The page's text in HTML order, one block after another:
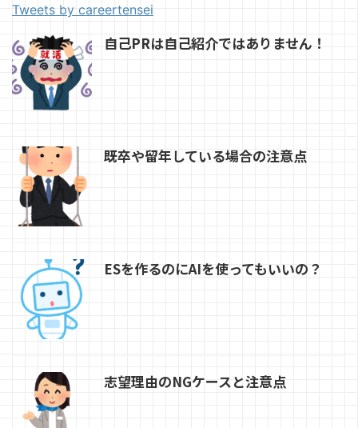
Tweets by careertensei
自己PRは自己紹介ではありません！
既卒や留年している場合の注意点
ESを作るのにAIを使ってもいいの？
志望理由のNGケースと注意点